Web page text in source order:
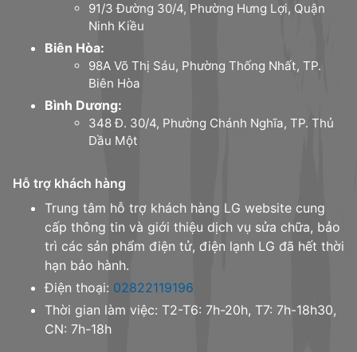
91/3 Đường 30/4, Phường Hưng Lợi, Quận
Ninh Kiều
Biên Hòa:
98A Võ Thị Sáu, Phường Thống Nhất, TP.
Biên Hòa
Bình Dương:
348 Đ. 30/4, Phường Chánh Nghĩa, TP. Thủ
Dầu Một
Hỗ trợ khách hàng
Trung tâm hỗ trợ khách hàng LG website cung
cấp thông tin và giới thiệu dịch vụ sửa chữa, bảo
trì các sản phẩm điện tử, điện lạnh LG đã hết thời
hạn bảo hành.
Điện thoại: 02822119196
Thời gian làm việc: T2-T6: 7h-20h, T7: 7h-18h30,
CN: 7h-18h